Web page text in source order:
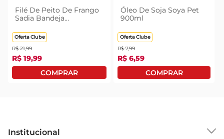
Filé De Peito De Frango
Sadia Bandeja
Oferta Clube
R$ 21,99
R$ 19,99
Óleo De Soja Soya Pet
900ml
Oferta Clube
R$ 7,99
R$ 6,59
Institucional